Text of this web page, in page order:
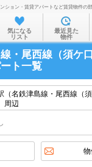
お部屋を探す
沿線・駅から
住所から
家賃相場から
不動産会社から
ション・賃貸アパートなど賃貸物件の
気になる
リスト
最近見た
物件
・尾西線（須ケ
ト一覧
（名鉄津島線・尾西線（
周辺
物